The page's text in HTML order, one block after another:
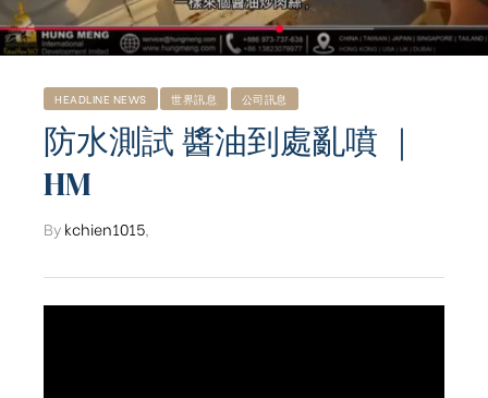
HEADLINE NEWS 世界訊息 公司訊息
防水測試 醬油到處亂噴 ｜
HM
Bykchien1015